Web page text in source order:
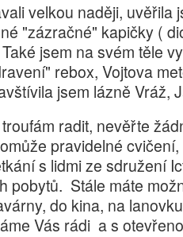
velkou naději, uvěřila
"zázračné" kapičky (
jsem na svém těle
rebox, Vojtova
jsem lázně Vráž,
radit, nevěřte
pravidelné
s lidmi ze sdružení
pobytů. Stále máte
do kina, na
Vás rádi a s